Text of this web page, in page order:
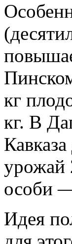
кг
кг. В
урожай
особи
Идея